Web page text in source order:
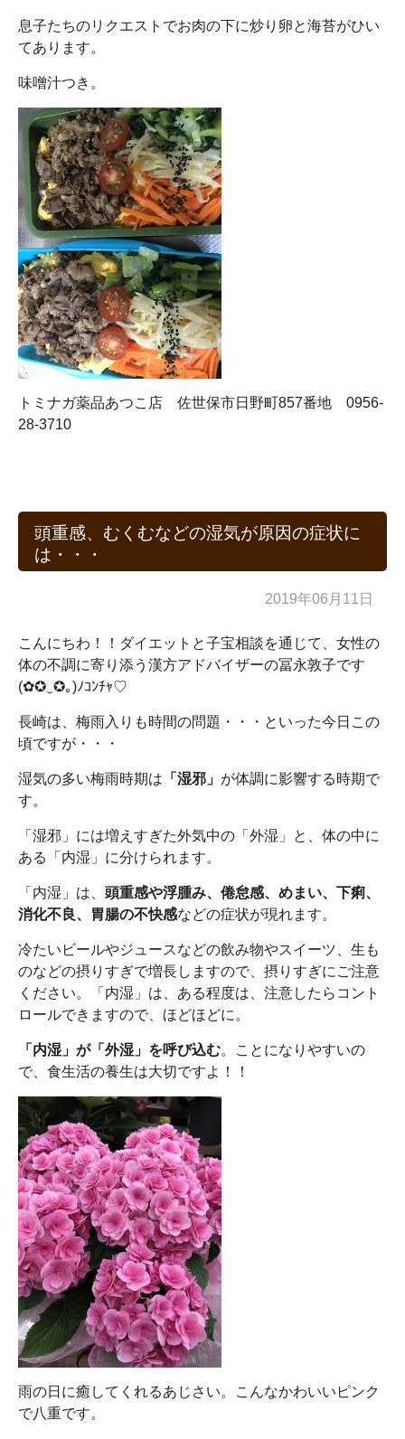
息子たちのリクエストでお肉の下に炒り卵と海苔がひい
てあります。
味噌汁つき。
トミナガ薬品あつこ店 佐世保市日野町857番地 0956-
28-3710
頭重感、むくむなどの湿気が原因の症状に
は・・・
2019年06月11日
こんにちわ！！ダイエットと子宝相談を通じて、女性の
体の不調に寄り添う漢方アドバイザーの冨永敦子です
(✿✪‿✪｡)ﾉｺﾝﾁｬ♡
長崎は、梅雨入りも時間の問題・・・といった今日この
頃ですが・・・
湿気の多い梅雨時期は 「湿邪」 が体調に影響する時期で
す。
「湿邪」には増えすぎた外気中の「外湿」と、体の中に
ある「内湿」に分けられます。
「内湿」は、 頭重感や浮腫み、倦怠感、めまい、下痢、
消化不良、胃腸の不快感などの症状が現れます。
冷たいビールやジュースなどの飲み物やスイーツ、生も
のなどの摂りすぎで増長しますので、摂りすぎにご注意
ください。「内湿」は、ある程度は、注意したらコント
ロールできますので、ほどほどに。
「内湿」が「外湿」を呼び込む。ことになりやすいの
で、食生活の養生は大切ですよ！！
雨の日に癒してくれるあじさい。こんなかわいいピンク
で八重です。